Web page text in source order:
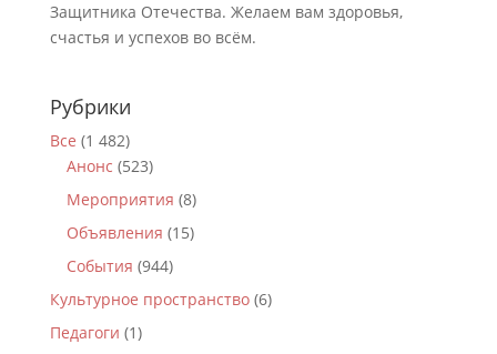
Защитника Отечества. Желаем вам здоровья,
счастья и успехов во всём.
Рубрики
Все (1 482)
Анонс (523)
Мероприятия (8)
Объявления (15)
События (944)
Культурное пространство(6)
Педагоги (1)